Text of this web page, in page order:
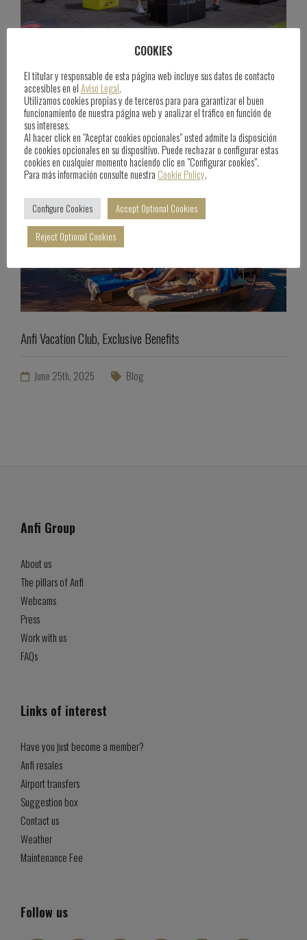
June 25th, 2025 Blog
Anfi Vacation Club, Exclusive Benefits
June 25th, 2025 Blog
Anfi Group
About us
The pillars of Anfi
Webcams
Press
Work with us
FAQs
Links of interest
Have you just become a member?
Anfi resales
Airport transfers
Suggestion box
Contact us
Weather
Maintenance Fee
Follow us
COOKIES
El titular y responsable de esta página web incluye sus datos de contacto
accesibles en elAviso Legal.
Utilizamos cookies propias y de terceros para para garantizar el buen
funcionamiento de nuestra página web y analizar el tráfico en función de
sus intereses.
Al hacer click en "Aceptar cookies opcionales" usted admite la disposición
de cookies opcionales en su dispositivo. Puede rechazar o configurar estas
cookies en cualquier momento haciendo clic en "Configurar cookies".
Para más información consulte nuestra Cookie Policy.
Configure Cookies Accept Optional Cookies
Reject Optional Cookies